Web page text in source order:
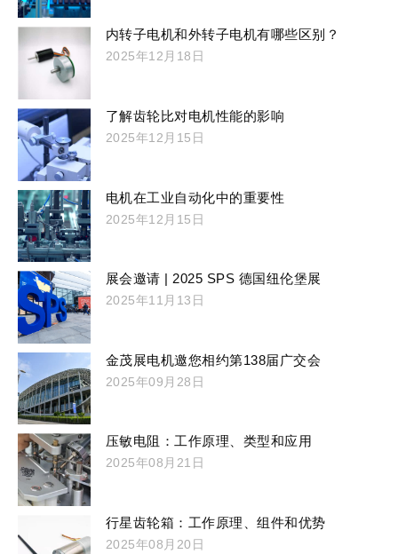
内转子电机和外转子电机有哪些区别？
2025年12月18日
了解齿轮比对电机性能的影响
2025年12月15日
电机在工业自动化中的重要性
2025年12月15日
展会邀请 | 2025 SPS 德国纽伦堡展
2025年11月13日
金茂展电机邀您相约第138届广交会
2025年09月28日
压敏电阻：工作原理、类型和应用
2025年08月21日
行星齿轮箱：工作原理、组件和优势
2025年08月20日